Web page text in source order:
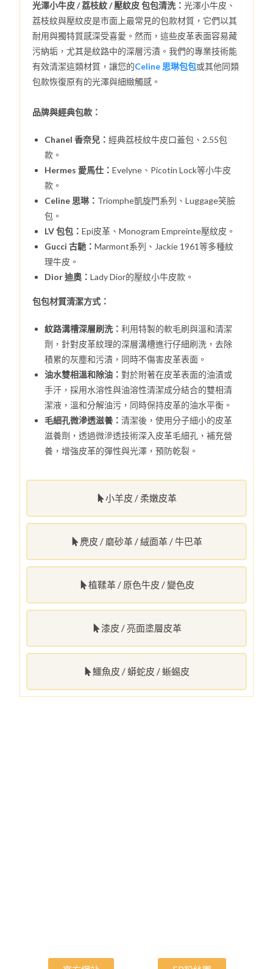
小羊皮 / 柔嫩皮革
麂皮 / 磨砂革 / 絨面革 / 牛巴革
植鞣革 / 原色牛皮 / 變色皮
漆皮 / 亮面塗層皮革
鱷魚皮 / 蟒蛇皮 / 蜥蜴皮
光澤小牛皮 / 荔枝紋 / 壓紋皮 包包清洗：光澤小牛皮、
荔枝紋與壓紋皮是市面上最常見的包款材質，它們以其
耐用與獨特質感深受喜愛。然而，這些皮革表面容易藏
污納垢，尤其是紋路中的深層污漬。我們的專業技術能
有效清潔這類材質，讓您的Celine 思琳包包或其他同類
包款恢復原有的光澤與細緻觸感。
品牌與經典包款：
Chanel 香奈兒：經典荔枝紋牛皮口蓋包、2.55包
款。
Hermes 愛馬仕：Evelyne、Picotin Lock等小牛皮
款。
Celine 思琳： Triomphe凱旋門系列、Luggage笑臉
包。
LV 包包：Epi皮革、Monogram Empreinte壓紋皮。
Gucci 古馳：Marmont系列、Jackie 1961等多種紋
理牛皮。
Dior 迪奧：Lady Dior的壓紋小牛皮款。
包包材質清潔方式：
紋路溝槽深層刷洗：利用特製的軟毛刷與溫和清潔
劑，針對皮革紋理的深層溝槽進行仔細刷洗，去除
積累的灰塵和污漬，同時不傷害皮革表面。
油水雙相溫和除油：對於附著在皮革表面的油漬或
手汗，採用水溶性與油溶性清潔成分結合的雙相清
潔液，溫和分解油污，同時保持皮革的油水平衡。
毛細孔微滲透滋養：清潔後，使用分子細小的皮革
滋養劑，透過微滲透技術深入皮革毛細孔，補充營
養，增強皮革的彈性與光澤，預防乾裂。